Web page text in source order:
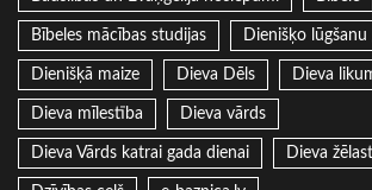
Bībeles mācības studijas Dienišķo lūgšanu
Dienišķā maize Dieva Dēls Dieva
Dieva mīlestība Dieva vārds
Dieva Vārds katrai gada dienai Dieva